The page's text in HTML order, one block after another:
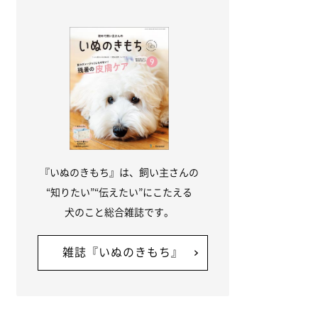
『いぬのきもち』は、飼い主さんの
“知りたい”“伝えたい”にこたえる
犬のこと総合雑誌です。
雑誌『いぬのきもち』